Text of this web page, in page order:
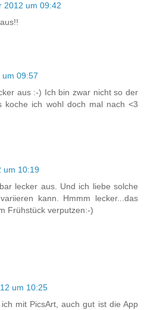
2012 um 09:42
09:57
aus :-) Ich bin zwar nicht so der
koche ich wohl doch mal nach <3
um 10:19
lecker aus. Und ich liebe solche
kann. Hmmm lecker...das
Frühstück verputzen:-)
um 10:25
mit PicsArt, auch gut ist die App